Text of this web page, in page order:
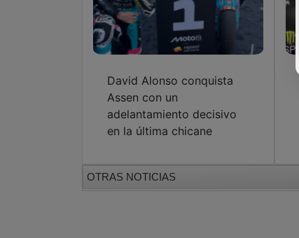
David Alonso conquista
Assen con un
adelantamiento decisivo
en la última chicane
OTRAS NOTICIAS